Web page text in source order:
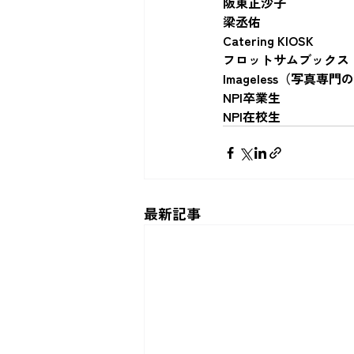
梁丞佑
Catering KIOSK
フロットサムブックス
Imageless（写真専門の
NPI卒業生
NPI在校生
最新記事